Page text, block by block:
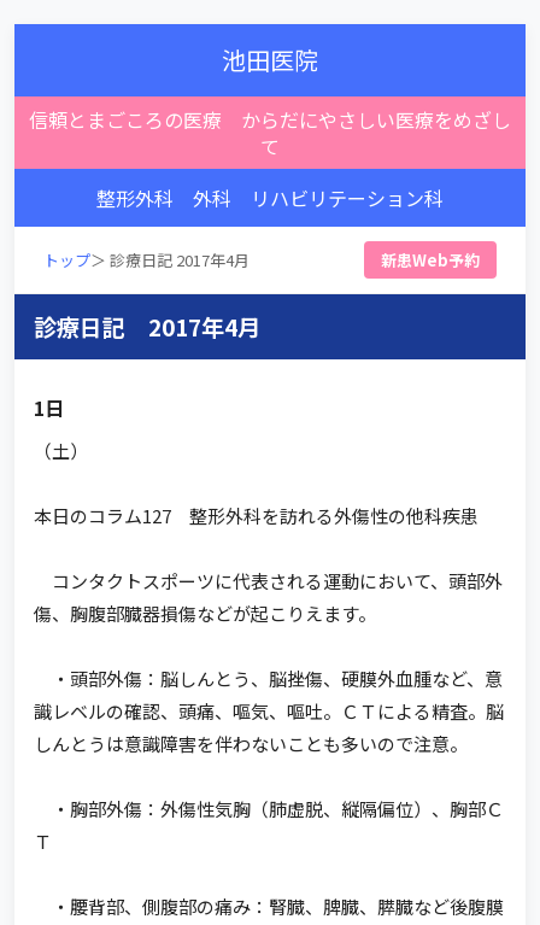
池田医院
信頼とまごころの医療 からだにやさしい医療をめざし
て
整形外科 外科 リハビリテーション科
トップ＞ 診療日記 2017年4月 新患Web予約
診療日記 2017年4月
1日
（土）
本日のコラム127 整形外科を訪れる外傷性の他科疾患
コンタクトスポーツに代表される運動において、頭部外
傷、胸腹部臓器損傷などが起こりえます。
・頭部外傷：脳しんとう、脳挫傷、硬膜外血腫など、意
識レベルの確認、頭痛、嘔気、嘔吐。ＣＴによる精査。脳
しんとうは意識障害を伴わないことも多いので注意。
・胸部外傷：外傷性気胸（肺虚脱、縦隔偏位）、胸部Ｃ
Ｔ
・腰背部、側腹部の痛み：腎臓、脾臓、膵臓など後腹膜